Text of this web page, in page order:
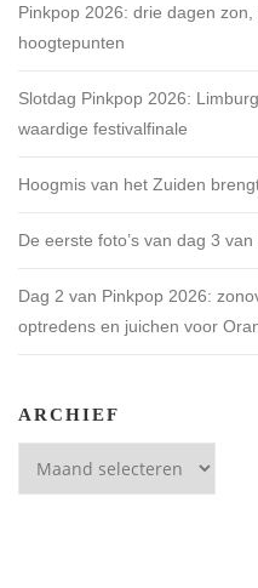
Pinkpop 2026: drie dagen
hoogtepunten
Slotdag Pinkpop 2026:
waardige festivalfinale
Hoogmis van het Zuiden
De eerste foto’s van dag 3
Dag 2 van Pinkpop 2026:
optredens en juichen voor
ARCHIEF